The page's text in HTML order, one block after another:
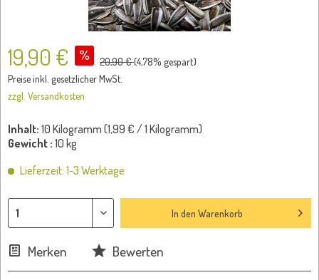
19,90 € 20,90 €(4,78% gespart)
Preise inkl. gesetzlicher MwSt.
zzgl. Versandkosten
Inhalt: 10 Kilogramm (1,99 € / 1 Kilogramm)
Gewicht : 10 kg
Lieferzeit: 1-3 Werktage
In den Warenkorb
Merken Bewerten